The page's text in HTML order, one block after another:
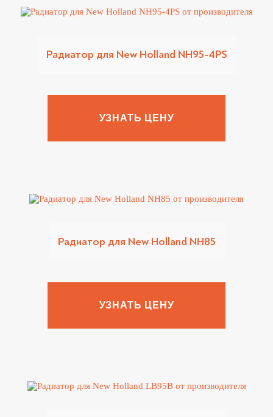
Радиатор для New Holland NH95-4PS
УЗНАТЬ ЦЕНУ
Радиатор для New Holland NH85
УЗНАТЬ ЦЕНУ